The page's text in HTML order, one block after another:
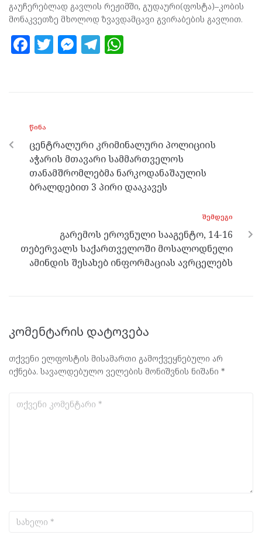
გაუჩერებლად გავლის რეჟიმში, გუდაური(ფოსტა)–კობის
მონაკვეთზე მხოლოდ ზვავდამცავი გვირაბების გავლით.
F
o
o
k
T M
er
T
m p
p
ᲬᲘᲜᲐ
ცენტრალური კრიმინალური პოლიციის
აჭარის მთავარი სამმართველოს
თანამშრომლებმა ნარკოდანაშაულის
ბრალდებით 3 პირი დააკავეს
ᲨᲔᲛᲓᲔᲒᲘ
გარემოს ეროვნული სააგენტო, 14-16
თებერვალს საქართველოში მოსალოდნელი
ამინდის შესახებ ინფორმაციას ავრცელებს
კომენტარის დატოვება
თქვენი ელფოსტის მისამართი გამოქვეყნებული არ
იქნება. სავალდებულო ველების მონიშვნის ნიშანი *